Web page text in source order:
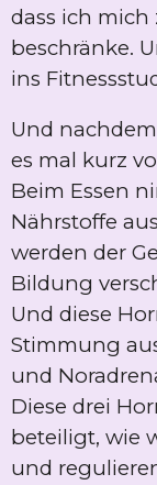
dass ich mich
beschränke.
ins
Und
es mal kurz
Beim Essen
Nährstoffe
werden der
Bildung
Und diese
Stimmung
und
Diese drei
beteiligt, wie
und